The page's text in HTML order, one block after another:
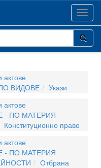
ВИДОВЕ
Укази
- ПО МАТЕРИЯ
Конституционно право
- ПО МАТЕРИЯ
Отбрана